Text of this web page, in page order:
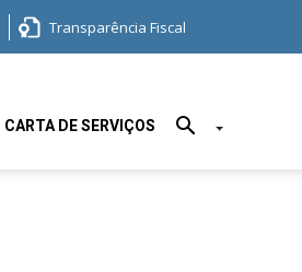
Transparência Fiscal
CARTA DE SERVIÇOS